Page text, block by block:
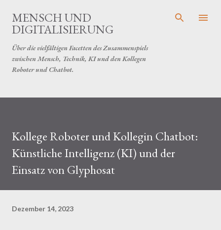
Direkt zum Hauptbereich
MENSCH UND
DIGITALISIERUNG
Über die vielfältigen Facetten des Zusammenspiels
zwischen Mensch, Technik, KI und den Kollegen
Roboter und Chatbot.
Kollege Roboter und Kollegin Chatbot:
Künstliche Intelligenz (KI) und der
Einsatz von Glyphosat
Dezember 14, 2023